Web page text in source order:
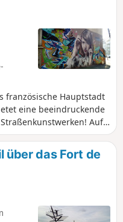
französische Hauptstadt
eine beeindruckende
Auf
zu Bahnhof
ohne Anspruch auf
bei der man die Augen
Richtungen drehen
über das Fort de